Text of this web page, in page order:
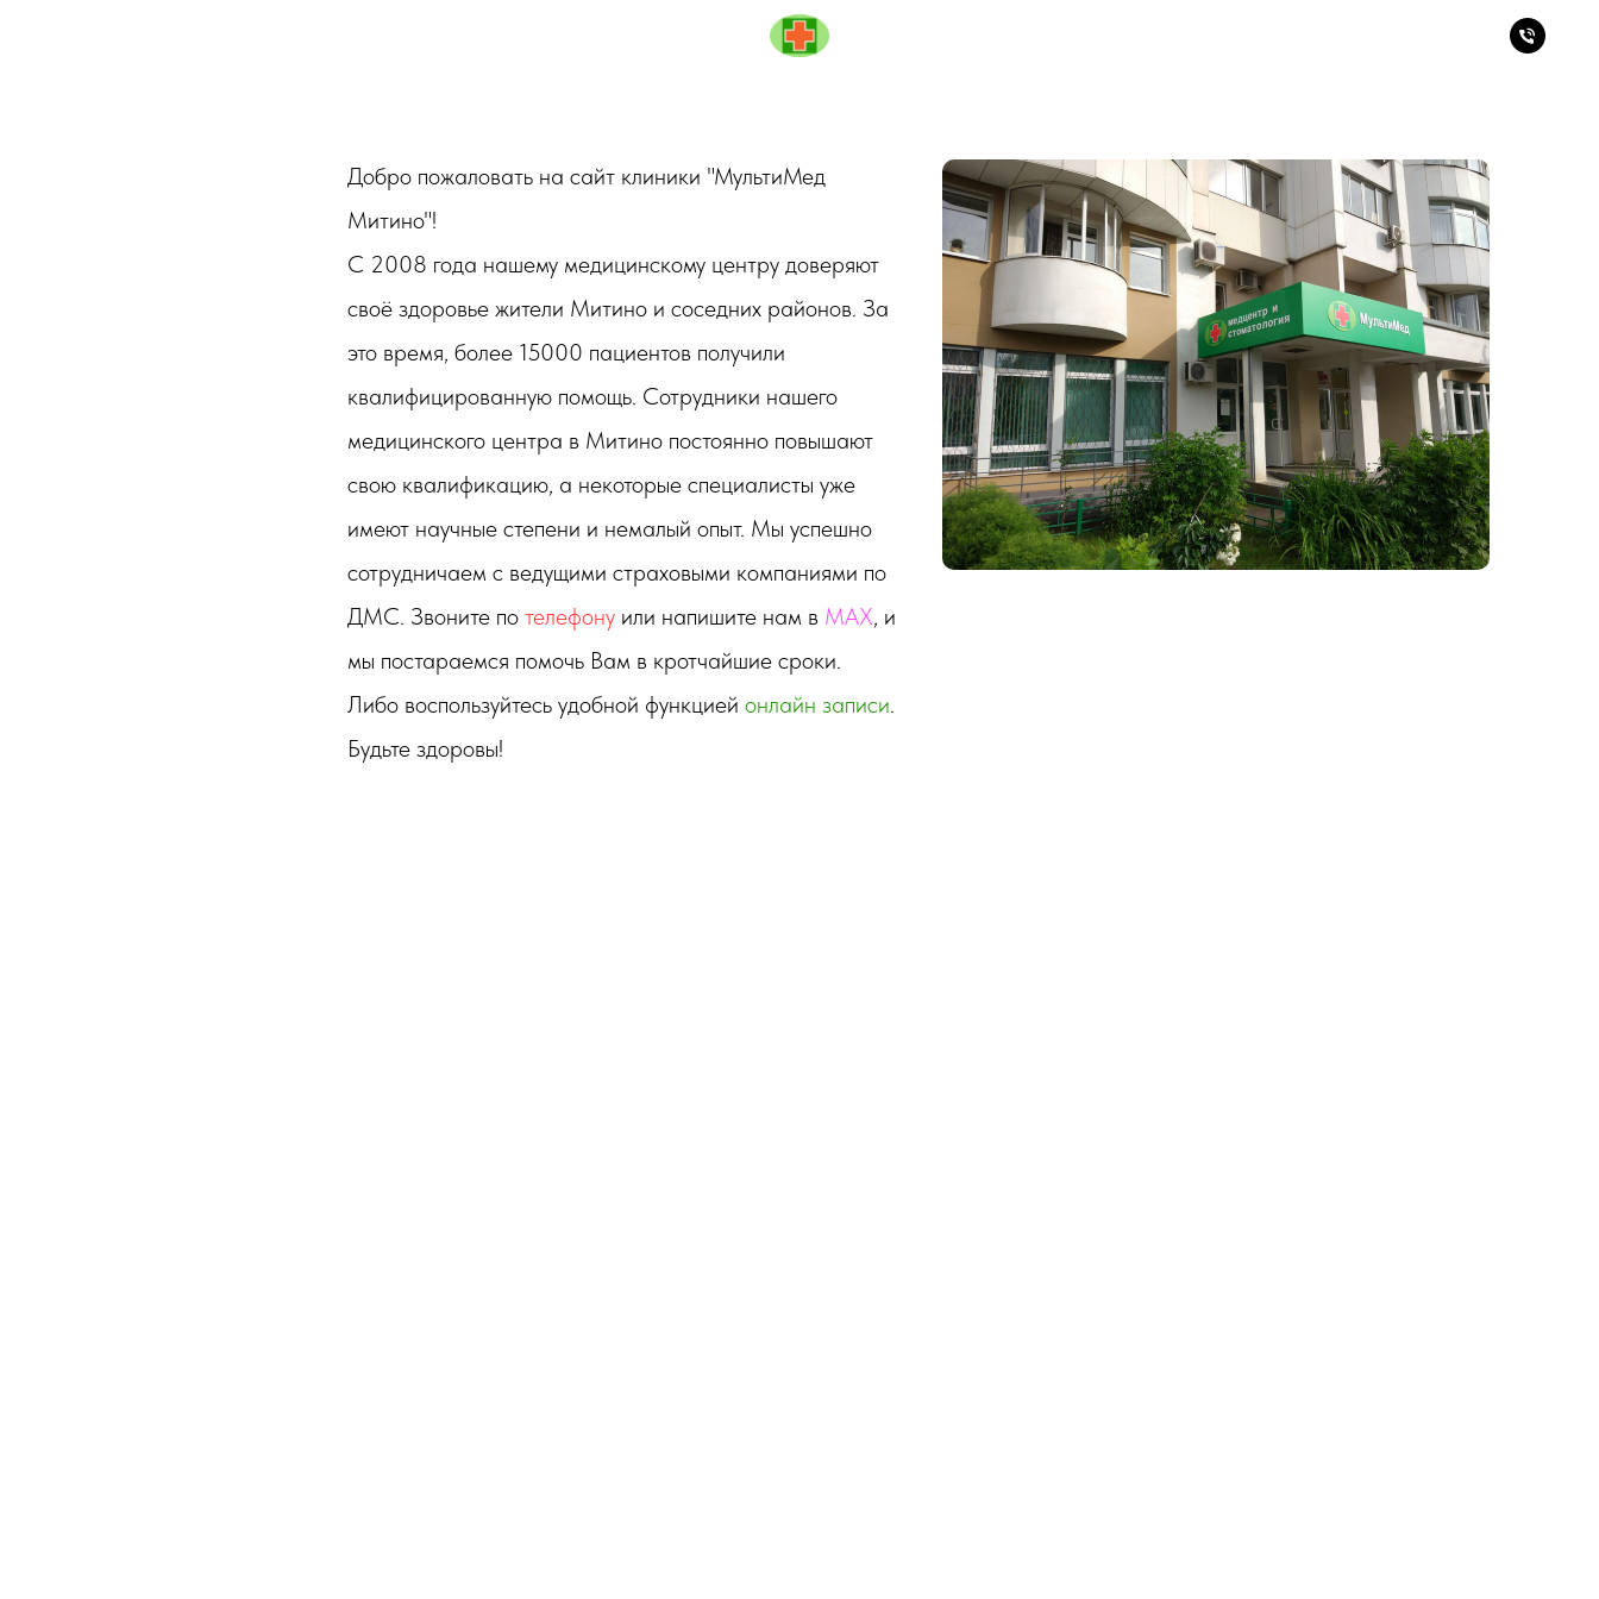
Добро пожаловать на сайт клиники "МультиМед
Митино"!
С 2008 года нашему медицинскому центру доверяют
своё здоровье жители Митино и соседних районов. За
это время, более 15000 пациентов получили
квалифицированную помощь. Сотрудники нашего
медицинского центра в Митино постоянно повышают
свою квалификацию, а некоторые специалисты уже
имеют научные степени и немалый опыт. Мы успешно
сотрудничаем с ведущими страховыми компаниями по
ДМС. Звоните по телефону или напишите нам в MAX, и
мы постараемся помочь Вам в кротчайшие сроки.
Либо воспользуйтесь удобной функцией онлайн записи.
Будьте здоровы!